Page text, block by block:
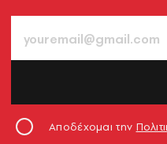
Αποδέχομαι την